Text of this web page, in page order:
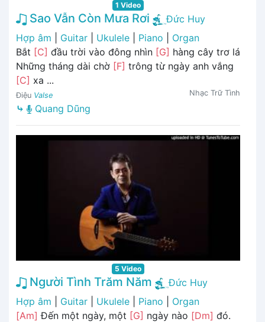
1 Video
Sao Vẫn Còn Mưa Rơi
Đức Huy
Hợp âm
Guitar Ukulele Piano
Organ
Bắt [C] đầu trời vào đông nhìn [G] hàng cây trơ lá
Những tháng dài chờ [F] trông từ ngày anh vắng
[C] xa ...
Điệu Valse Nhạc Trữ Tình
⤷ Quang Dũng
5 Video
Người Tình Trăm Năm
Đức Huy
Hợp âm
Guitar Ukulele Piano
Organ
[Am] Đến một ngày, một [G] ngày nào [Dm] đó.